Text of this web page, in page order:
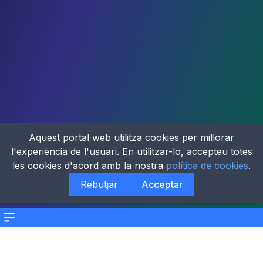
Menu
Aquest portal web utilitza cookies per millorar
l'experiència de l'usuari. En utilitzar-lo, accepteu totes
les cookies d'acord amb la nostra política de cookies.
Rebutjar
Acceptar